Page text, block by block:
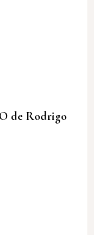
de Rodrigo